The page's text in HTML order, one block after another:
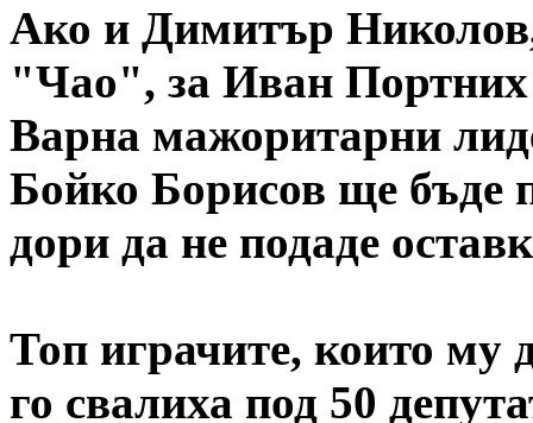
Ако и Димитър
"Чао", за Иван Портних
Варна мажоритарни
Бойко Борисов ще бъде
дори да не подаде
Топ играчите, които му
го свалиха под 50